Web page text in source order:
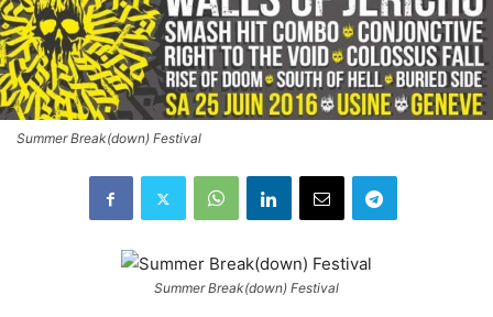
Summer Break(down) Festival
Summer Break(down) Festival